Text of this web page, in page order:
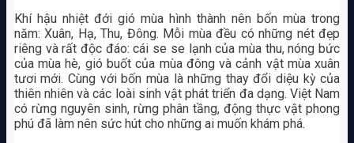
Khí hậu nhiệt đới gió mùa hình thành nên bốn mùa trong
năm: Xuân, Hạ, Thu, Đông. Mỗi mùa đều có những nét đẹp
riêng và rất độc đáo: cái se se lạnh của mùa thu, nóng bức
của mùa hè, gió buốt của mùa đông và cảnh vật mùa xuân
tươi mới. Cùng với bốn mùa là những thay đổi diệu kỳ của
thiên nhiên và các loài sinh vật phát triển đa dạng. Việt Nam
có rừng nguyên sinh, rừng phân tầng, động thực vật phong
phú đã làm nên sức hút cho những ai muốn khám phá.